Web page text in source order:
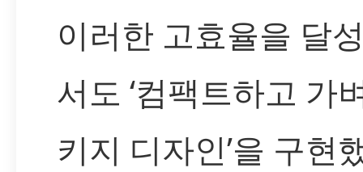
이러한 고효율을 달
서도 ‘컴팩트하고 가
키지 디자인’을 구현